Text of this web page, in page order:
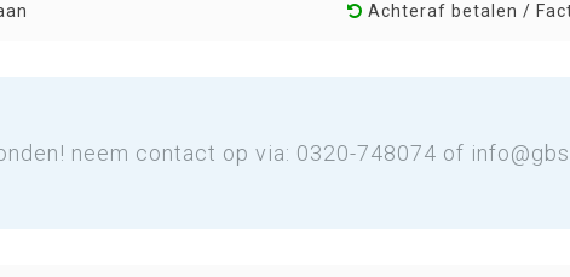
Achteraf betalen /
neem contact op via: 0320-748074 of